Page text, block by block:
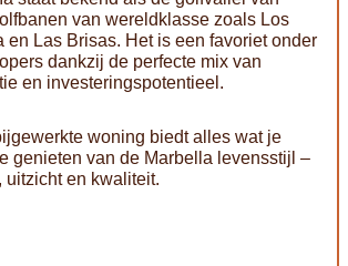
van wereldklasse zoals Los
en Las Brisas. Het is een favoriet onder
dankzij de perfecte mix van
en investeringspotentieel.
woning biedt alles wat je
genieten van de Marbella levensstijl –
uitzicht en kwaliteit.